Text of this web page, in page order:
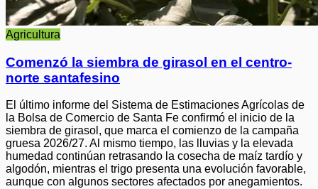
Agricultura
Comenzó la siembra de girasol en el centro-
norte santafesino
El último informe del Sistema de Estimaciones Agrícolas de
la Bolsa de Comercio de Santa Fe confirmó el inicio de la
siembra de girasol, que marca el comienzo de la campaña
gruesa 2026/27. Al mismo tiempo, las lluvias y la elevada
humedad continúan retrasando la cosecha de maíz tardío y
algodón, mientras el trigo presenta una evolución favorable,
aunque con algunos sectores afectados por anegamientos.